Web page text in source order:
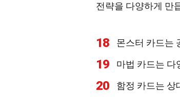
전략을 다양하게 만
18 몬스터 카드는
19 마법 카드는 다
20 함정 카드는 상